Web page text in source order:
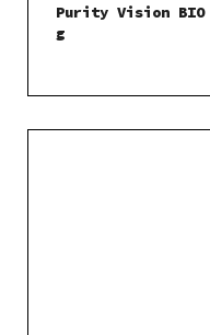
Purity Vision BIO
g